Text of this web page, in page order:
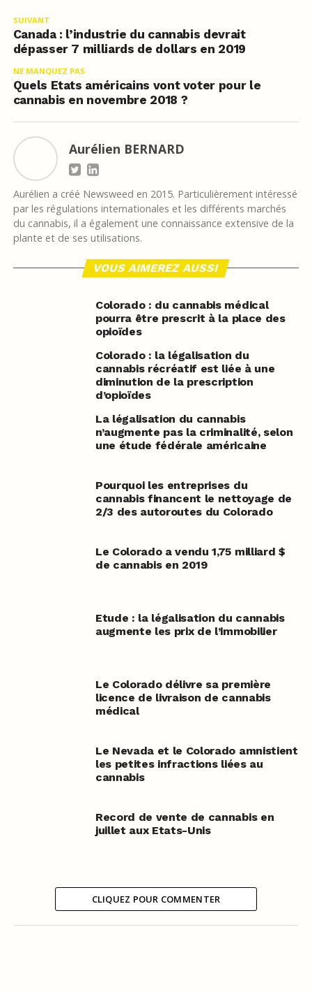
SUIVANT
Canada : l’industrie du cannabis devrait
dépasser 7 milliards de dollars en 2019
NE MANQUEZ PAS
Quels Etats américains vont voter pour le
cannabis en novembre 2018 ?
Aurélien BERNARD
Aurélien a créé Newsweed en 2015. Particulièrement intéressé
par les régulations internationales et les différents marchés
du cannabis, il a également une connaissance extensive de la
plante et de ses utilisations.
VOUS AIMEREZ AUSSI
Colorado : du cannabis médical
pourra être prescrit à la place des
opioïdes
Colorado : la légalisation du
cannabis récréatif est liée à une
diminution de la prescription
d’opioïdes
La légalisation du cannabis
n’augmente pas la criminalité, selon
une étude fédérale américaine
Pourquoi les entreprises du
cannabis financent le nettoyage de
2/3 des autoroutes du Colorado
Le Colorado a vendu 1,75 milliard $
de cannabis en 2019
Etude : la légalisation du cannabis
augmente les prix de l’immobilier
Le Colorado délivre sa première
licence de livraison de cannabis
médical
Le Nevada et le Colorado amnistient
les petites infractions liées au
cannabis
Record de vente de cannabis en
juillet aux Etats-Unis
CLIQUEZ POUR COMMENTER